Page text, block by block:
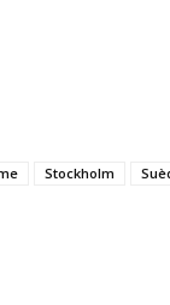
Stockholm